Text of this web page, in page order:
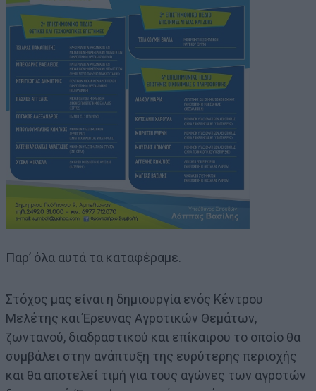
Παρ’ όλα αυτά τα καταφέραμε.
Στόχος μας είναι η δημιουργία ενός Κέντρου
Μελέτης και Έρευνας Αγροτικών Θεμάτων,
ζωντανού, διαδραστικού και επίκαιρου το οποίο θα
συμβάλει στην ανάπτυξη της ευρύτερης περιοχής
και θα αποτελεί τιμή για τους αγώνες των αγροτών